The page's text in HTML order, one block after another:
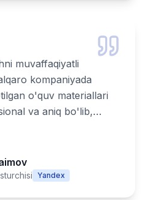
muvaffaqiyatli
kompaniyada
o'quv materiallari
va aniq bo'lib,
zarur bo'lgan
tayyorlash
haqiqatdan ham
Yandex